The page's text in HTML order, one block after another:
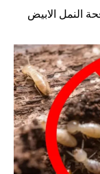
النمل الابيض